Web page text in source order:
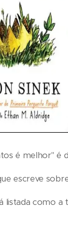
é melhor" é
escreve
como